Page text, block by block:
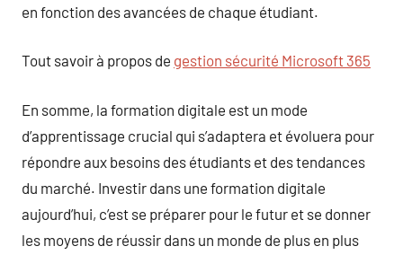
en fonction des avancées de chaque étudiant.
Tout savoir à propos de gestion sécurité Microsoft 365
En somme, la formation digitale est un mode
d’apprentissage crucial qui s’adaptera et évoluera pour
répondre aux besoins des étudiants et des tendances
du marché. Investir dans une formation digitale
aujourd’hui, c’est se préparer pour le futur et se donner
les moyens de réussir dans un monde de plus en plus